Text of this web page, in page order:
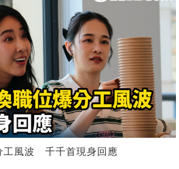
工風波 千千首現身回應